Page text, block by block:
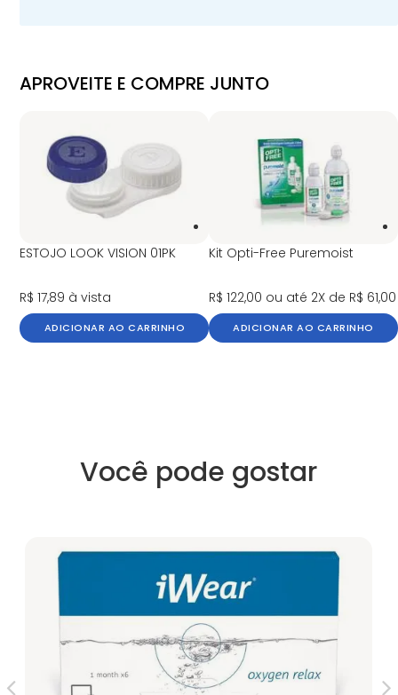
APROVEITE E COMPRE JUNTO
ESTOJO LOOK VISION 01PK
R$ 17,89 à vista
ADICIONAR AO CARRINHO
Kit Opti-Free Puremoist
R$ 122,00 ou até 2X de R$ 61,00
ADICIONAR AO CARRINHO
Você pode gostar